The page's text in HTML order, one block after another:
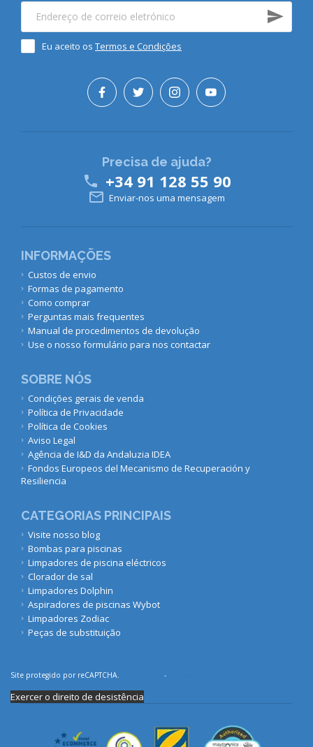
Eu aceito os Termos e Condições
INFORMAÇÕES
Custos de envio
Formas de pagamento
Como comprar
Perguntas mais frequentes
Manual de procedimentos de devolução
Use o nosso formulário para nos contactar
SOBRE NÓS
Condições gerais de venda
Política de Privacidade
Política de Cookies
Aviso Legal
Agência de I&D da Andaluzia IDEA
Fondos Europeos del Mecanismo de Recuperación y
Resiliencia
CATEGORIAS PRINCIPAIS
Visite nosso blog
Bombas para piscinas
Limpadores de piscina eléctricos
Clorador de sal
Limpadores Dolphin
Aspiradores de piscinas Wybot
Limpadores Zodiac
Peças de substituição
Precisa de ajuda?
 +34 91 128 55 90
 Enviar-nos uma mensagem
Site protegido por reCAPTCHA. -
Exercer o direito de desistência